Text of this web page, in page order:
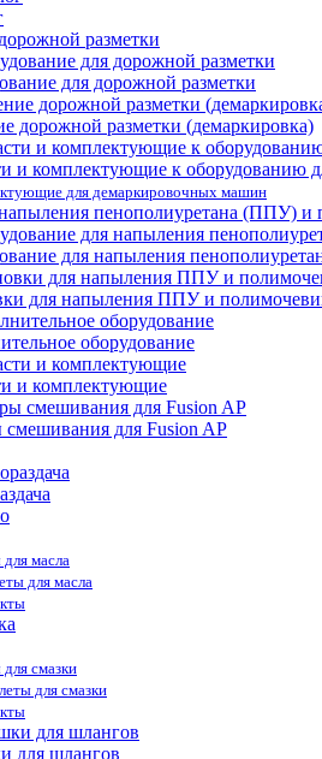
разметки
для дорожной разметки
дорожной разметки (демаркировка)
и комплектующие к оборудованию
для демаркировочных машин
пенополиуретана (ППУ) и
для напыления
для напыления ППУ и
оборудование
и комплектующие
для Fusion AP
масла
для масла
смазки
для смазки
для шлангов